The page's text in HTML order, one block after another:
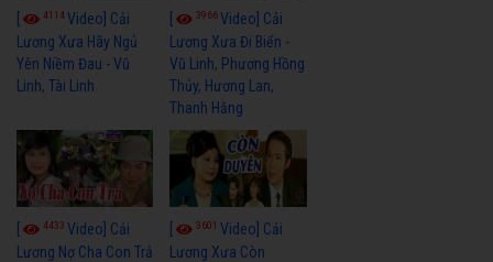
4114Video] Cải
Lương Xưa Hãy Ngủ
Yên Niềm Đau - Vũ
Linh, Tài Linh
3966Video] Cải
Lương Xưa Đi Biển -
Vũ Linh, Phương Hồng
Thủy, Hương Lan,
Thanh Hằng
4433 Video] Cải
Lương Nợ Cha Con Trả
3601Video] Cải
Lương Xưa Còn